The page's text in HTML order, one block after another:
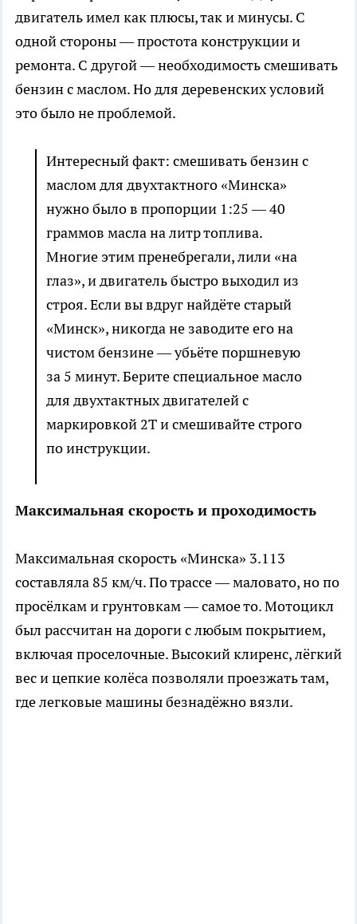
двигатель имел как плюсы, так и минусы. С
одной стороны — простота конструкции и
ремонта. С другой — необходимость смешивать
бензин с маслом. Но для деревенских условий
это было не проблемой.
Интересный факт: смешивать бензин с
маслом для двухтактного «Минска»
нужно было в пропорции 1:25 — 40
граммов масла на литр топлива.
Многие этим пренебрегали, лили «на
глаз», и двигатель быстро выходил из
строя. Если вы вдруг найдёте старый
«Минск», никогда не заводите его на
чистом бензине — убьёте поршневую
за 5 минут. Берите специальное масло
для двухтактных двигателей с
маркировкой 2T и смешивайте строго
по инструкции.
Максимальная скорость и проходимость
Максимальная скорость «Минска» 3.113
составляла 85 км/ч. По трассе — маловато, но по
просёлкам и грунтовкам — самое то. Мотоцикл
был рассчитан на дороги с любым покрытием,
включая проселочные. Высокий клиренс, лёгкий
вес и цепкие колёса позволяли проезжать там,
где легковые машины безнадёжно вязли.